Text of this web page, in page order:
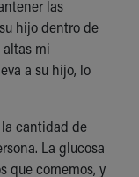
Zips
las
hijo dentro de
mi
a su hijo, lo
cantidad de
La glucosa
que comemos, y